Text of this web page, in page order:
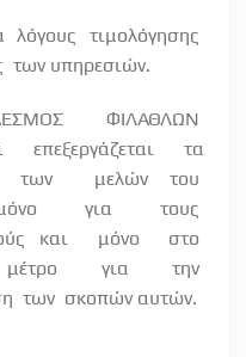
λόγους
τιμολόγησης
των υπηρεσιών.
ΦΙΛΑΘΛΩΝ
επεξεργάζεται
τα
των
μελών του
για
τους
και μόνο
στο
μέτρο για
την
των σκοπών αυτών.